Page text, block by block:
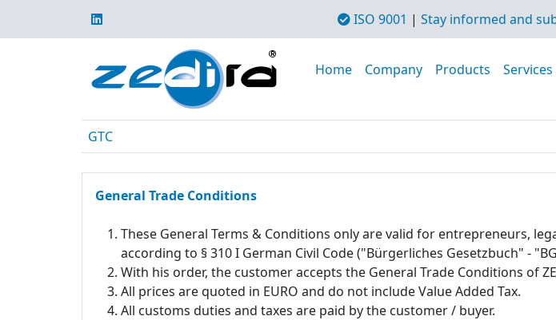
ISO 9001 | Stay informed and
Home Company Products Services
GTC
General Trade Conditions
These General Terms & Conditions only are valid for entrepreneurs,
according to § 310 I German Civil Code ("Bürgerliches Gesetzbuch" -
With his order, the customer accepts the General Trade Conditions of
All prices are quoted in EURO and do not include Value Added Tax.
All customs duties and taxes are paid by the customer / buyer.